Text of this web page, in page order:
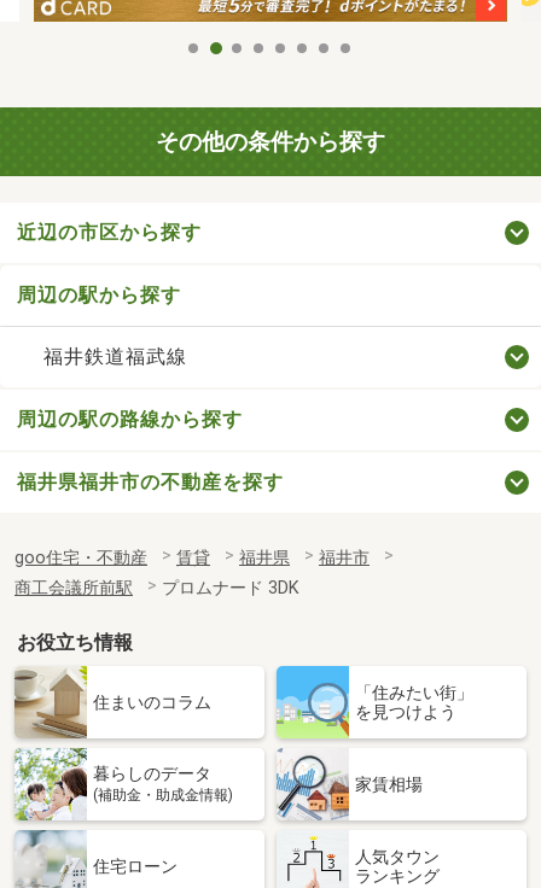
その他の条件から探す
近辺の市区から探す
周辺の駅から探す
福井鉄道福武線
周辺の駅の路線から探す
福井県福井市の不動産を探す
goo住宅・不動産 賃貸 福井県
福井市
商工会議所前駅
プロムナード 3DK
お役立ち情報
住まいのコラム
「住みたい街」
を見つけよう
暮らしのデータ
(補助金・助成金情報)
家賃相場
住宅ローン
人気タウン
ランキング